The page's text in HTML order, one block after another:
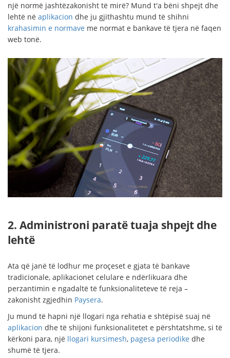
një normë jashtëzakonisht të mirë? Mund t'a bëni shpejt dhe
lehtë në aplikacion dhe ju gjithashtu mund të shihni
krahasimin e normave me normat e bankave të tjera në faqen
web tonë.
2. Administroni paratë tuaja shpejt dhe
lehtë
Ata që janë të lodhur me proçeset e gjata të bankave
tradicionale, aplikacionet celulare e ndërlikuara dhe
perzantimin e ngadaltë të funksionaliteteve të reja –
zakonisht zgjedhin Paysera.
Ju mund të hapni një llogari nga rehatia e shtëpisë suaj në
aplikacion dhe të shijoni funksionalitetet e përshtatshme, si të
kërkoni para, një llogari kursimesh, pagesa periodike dhe
shumë të tjera.